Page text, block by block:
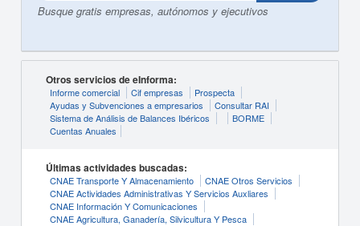
Busque gratis empresas, autónomos y ejecutivos
Otros servicios de eInforma:
Informe comercial Cif empresas
Prospecta
Ayudas y Subvenciones a empresarios
Consultar RAI
Sistema de Análisis de Balances Ibéricos
BORME
Cuentas Anuales
Últimas actividades buscadas:
CNAE Transporte Y Almacenamiento
CNAE Otros Servicios
CNAE Actividades Administrativas Y Servicios Auxliares
CNAE Información Y Comunicaciones
CNAE Agricultura, Ganadería, Silvicultura Y Pesca